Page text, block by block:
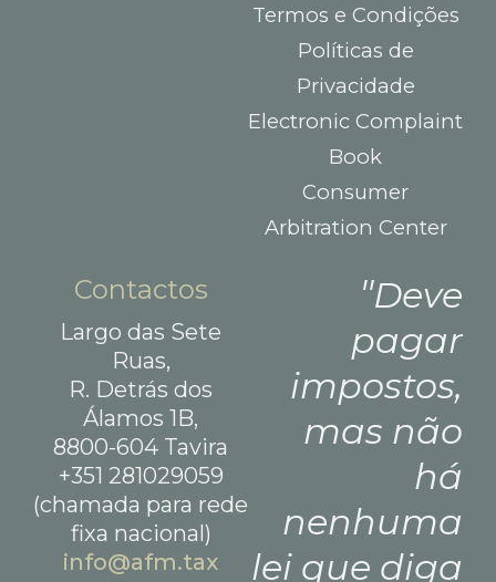
Termos e Condições
Políticas de
Privacidade
Electronic Complaint
Book
Consumer
Arbitration Center
Contactos
Largo das Sete
Ruas,
R. Detrás dos
Álamos 1B,
8800-604 Tavira
+351 281029059
(chamada para rede
fixa nacional)
info@afm.tax
Deve
pagar
impostos,
mas não
há
nenhuma
lei que diga